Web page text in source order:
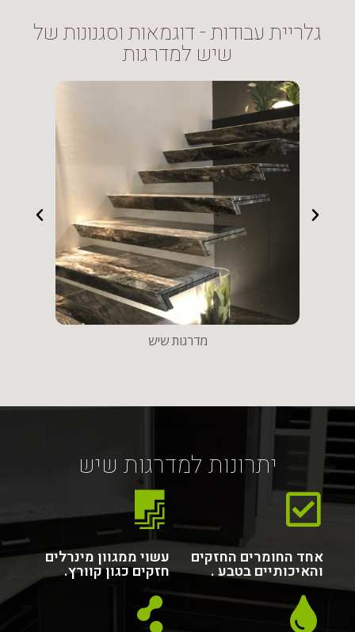
גלריית עבודות - דוגמאות וסגנונות של
שיש למדרגות
מדרגות שיש עם מעקה זכוכית
יתרונות למדרגות שיש
אחד החומרים החזקים
והאיכותיים בטבע .
עשוי ממגוון מינרלים
חזקים כגון קוורץ.